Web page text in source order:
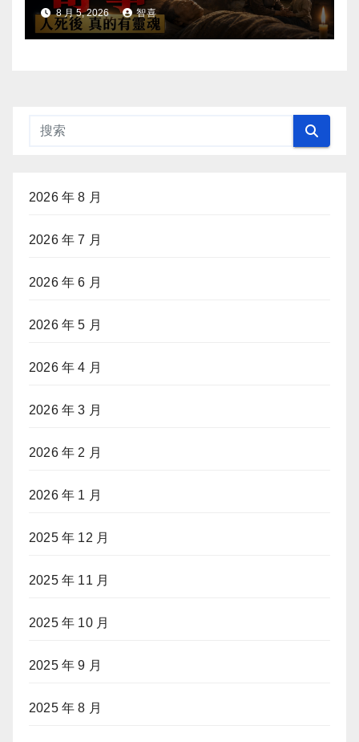
死了！
8 月 5, 2026 智喜
2026 年 8 月
2026 年 7 月
2026 年 6 月
2026 年 5 月
2026 年 4 月
2026 年 3 月
2026 年 2 月
2026 年 1 月
2025 年 12 月
2025 年 11 月
2025 年 10 月
2025 年 9 月
2025 年 8 月